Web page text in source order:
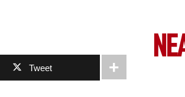
Tweet